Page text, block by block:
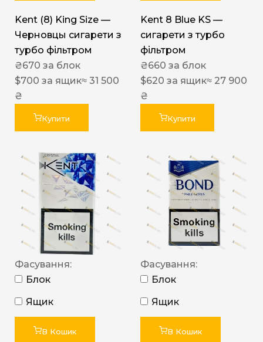
Kent (8) King Size —
Черновцы сигарети з
турбо фільтром
₴670 за блок
$700 за ящик≈ 31 500
₴
Купити
Kent 8 Blue KS —
сигарети з турбо
фільтром
₴660 за блок
$620 за ящик≈ 27 900
₴
Купити
Фасування:
Блок
Ящик
В Кошик
Фасування:
Блок
Ящик
В Кошик